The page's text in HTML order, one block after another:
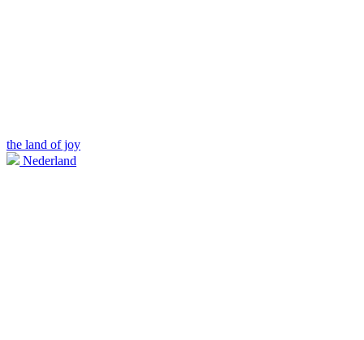
the land of joy
Nederland